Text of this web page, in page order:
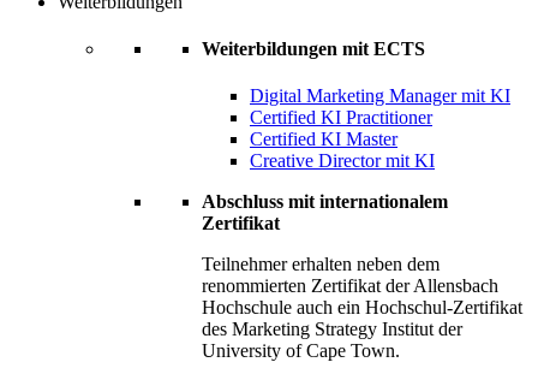
Weiterbildungen mit ECTS
Digital Marketing Manager mit KI
Certified KI Practitioner
Certified KI Master
Creative Director mit KI
Abschluss mit internationalem
Zertifikat
Teilnehmer erhalten neben dem
renommierten Zertifikat der Allensbach
Hochschule auch ein Hochschul-Zertifikat
des Marketing Strategy Institut der
University of Cape Town.